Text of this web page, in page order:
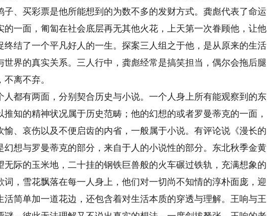
、买彩票是他所能想到的为数不多的发财方式。龚彪代表了命运
的一面，匍匐在社会底层再无其他火花，上天第一次眷顾他，让他
终结了一个平凡好人的一生。探案三人组之于他，是从原来的生活
世界的真实关系。三人行中，龚彪经常是搞笑担当，偶尔会拖后腿
离不弃。
都有两面，分别契合历史与小说。一个人身上所有能观察到的东
知的精神状况属于历史范畴；他的幻想的或者罗曼蒂克的一面，
、哀伤以及不便启齿的内省，一般属于小说。有评论说《漫长的
想与罗曼蒂克的部分，来自于人的小说性的部分。东北秋季金黄
无际的玉米地，二十挂的钢铁巨兽般的火车碾过铁轨，充满想象的
，雪花飘落在每一人身上，他们对一切尚不知情的淳朴面庞，迎
简单加一道花边，还包含着对生活本质的穿透与理解。王响与王